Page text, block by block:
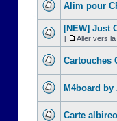
Alim pour
[NEW] Just
[ Aller vers la
Cartouches
M4board by
Carte albireo